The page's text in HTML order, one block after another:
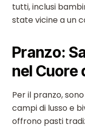
tutti, inclusi
state vicine a un
Pranzo:
nel Cuore
Per il pranzo,
campi di lusso e
offrono pasti